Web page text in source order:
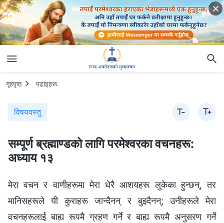
गृहपृष्ठ पढाइहरू
विषयवस्तु
सम्पूर्ण ब्रह्माण्डको लागि परमेश्‍वरका वचनहरू:
अध्याय १३
मेरा वचन र वाणीहरूमा मेरा धेरै आशयहरू लुकेका हुन्छन्, तर
मानिसहरूले यी कुराहरू जान्दैनन् र बुझ्दैनन्; उनीहरूले मेरा
वचनहरूलाई बाह्य रूपमै ग्रहण गर्ने र बाह्य रूपमै अनुसरण गर्ने